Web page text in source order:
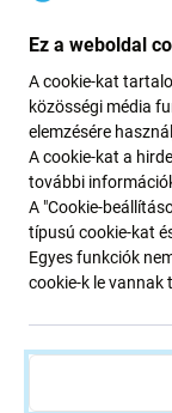
Samsung
Felső hangszóró
S26, GH97-
Service Pack
96 140 Ft
RENDELÉSRE
Ez a weboldal
A cookie-kat
közösségi média
elemzésére
A cookie-kat a
további
A "Cookie-
típusú cookie-kat
Egyes funkciók
cookie-k le vannak